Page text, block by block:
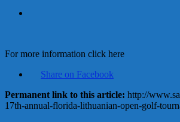
For more information click here
Share on Facebook
Permanent link to this article: http://
17th-annual-florida-lithuanian-open-golf-